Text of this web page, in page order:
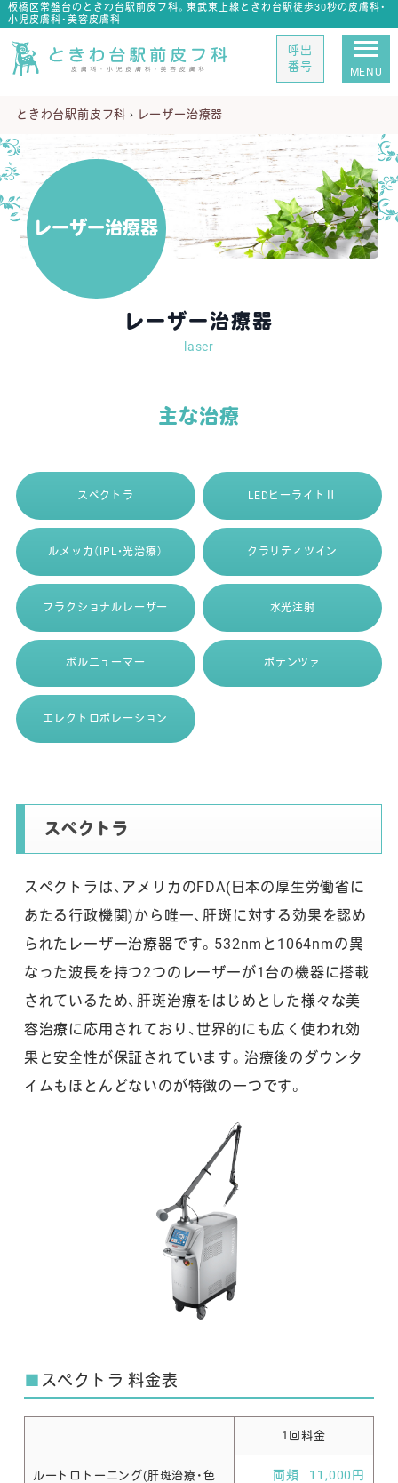
板橋区常盤台のときわ台駅前皮フ科。東武東上線ときわ台駅徒歩30秒の皮膚科・
小児皮膚科・美容皮膚科
呼出
番号
MENU
ときわ台駅前皮フ科 › レーザー治療器
レーザー治療器
レーザー治療器
laser
主な治療
スペクトラ LEDヒーライトⅡ
ルメッカ（IPL・光治療） クラリティツイン
フラクショナルレーザー 水光注射
ボルニューマー ポテンツァ
エレクトロポレーション
スペクトラ
スペクトラは、アメリカのFDA(日本の厚生労働省に
あたる行政機関)から唯一、肝斑に対する効果を認め
られたレーザー治療器です。532nmと1064nmの異
なった波長を持つ2つのレーザーが1台の機器に搭載
されているため、肝斑治療をはじめとした様々な美
容治療に応用されており、世界的にも広く使われ効
果と安全性が保証されています。治療後のダウンタ
イムもほとんどないのが特徴の一つです。
■ スペクトラ 料金表
1回料金
ルートロトーニング(肝斑治療・色
両頬 11,000円